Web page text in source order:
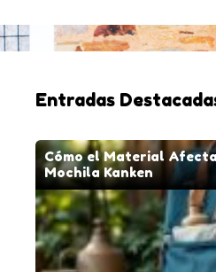
Entradas
Cómo el Material
Mochila Kanken